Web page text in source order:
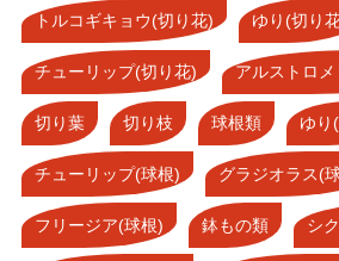
トルコギキョウ(切り花) ゆり(切り
チューリップ(切り花) アルストロ
切り葉 切り枝 球根類 ゆり
チューリップ(球根) グラジオラス(
フリージア(球根) 鉢もの類 シ